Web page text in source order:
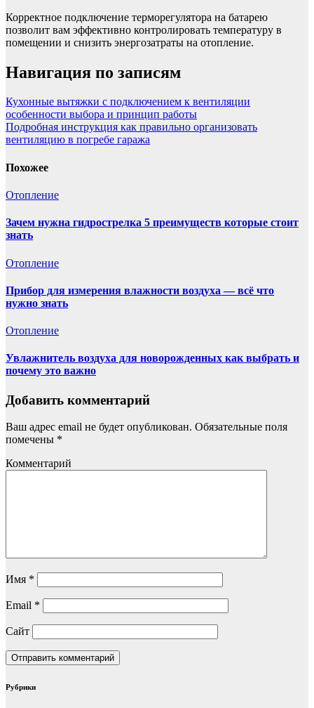
Корректное подключение терморегулятора на батарею
позволит вам эффективно контролировать температуру в
помещении и снизить энергозатраты на отопление.
Навигация по записям
Кухонные вытяжки с подключением к вентиляции
особенности выбора и принцип работы
Подробная инструкция как правильно организовать
вентиляцию в погребе гаража
Похожее
Отопление
Зачем нужна гидрострелка 5 преимуществ которые стоит
знать
Отопление
Прибор для измерения влажности воздуха — всё что
нужно знать
Отопление
Увлажнитель воздуха для новорожденных как выбрать и
почему это важно
Добавить комментарий
Ваш адрес email не будет опубликован. Обязательные поля
помечены *
Комментарий
Имя *
Email *
Сайт
Рубрики